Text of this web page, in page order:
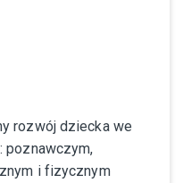
rozwój dziecka we
poznawczym,
i fizycznym